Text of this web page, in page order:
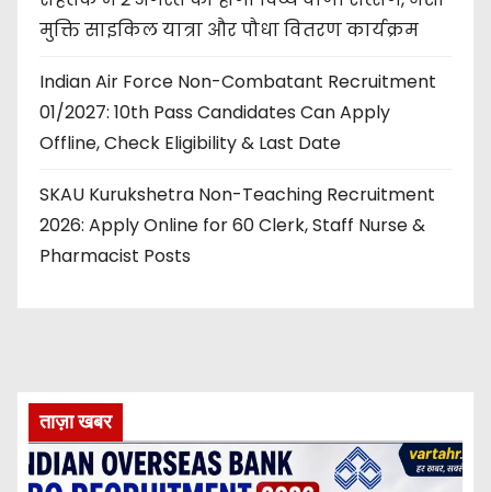
मुक्ति साइकिल यात्रा और पौधा वितरण कार्यक्रम
Indian Air Force Non-Combatant Recruitment
01/2027: 10th Pass Candidates Can Apply
Offline, Check Eligibility & Last Date
SKAU Kurukshetra Non-Teaching Recruitment
2026: Apply Online for 60 Clerk, Staff Nurse &
Pharmacist Posts
ताज़ा खबर